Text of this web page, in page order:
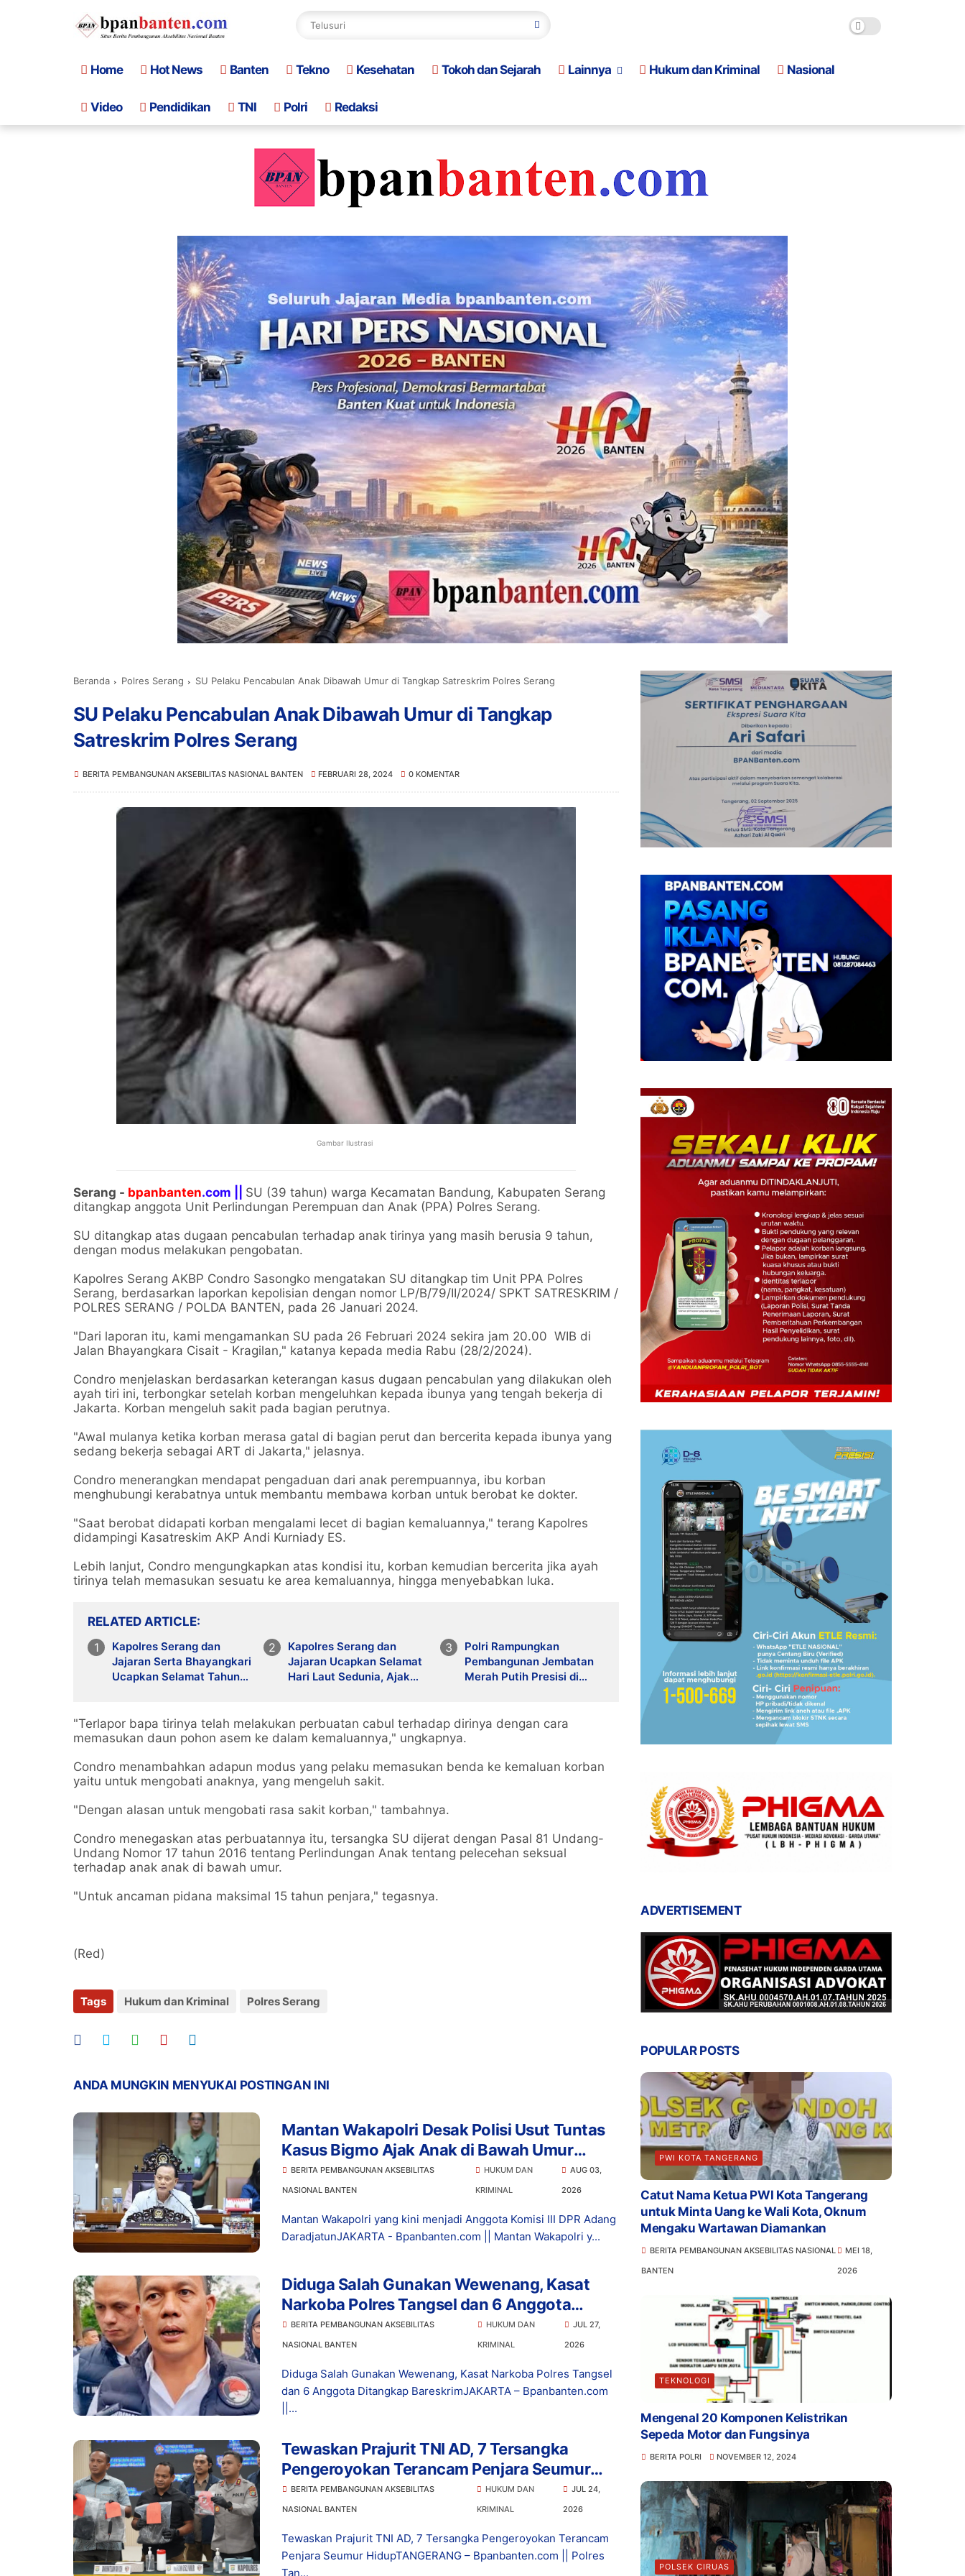
Home Hot News Banten Tekno Kesehatan Tokoh dan Sejarah Lainnya Hukum dan Kriminal Nasional
Video Pendidikan TNI Polri Redaksi
Beranda Polres Serang SU Pelaku Pencabulan Anak Dibawah Umur di Tangkap Satreskrim Polres Serang
SU Pelaku Pencabulan Anak Dibawah Umur di Tangkap
Satreskrim Polres Serang
BERITA PEMBANGUNAN AKSEBILITAS NASIONAL BANTEN FEBRUARI 28, 2024 0 KOMENTAR
Gambar Ilustrasi
Serang - bpanbanten.com || SU (39 tahun) warga Kecamatan Bandung, Kabupaten Serang
ditangkap anggota Unit Perlindungan Perempuan dan Anak (PPA) Polres Serang.
SU ditangkap atas dugaan pencabulan terhadap anak tirinya yang masih berusia 9 tahun,
dengan modus melakukan pengobatan.
Kapolres Serang AKBP Condro Sasongko mengatakan SU ditangkap tim Unit PPA Polres
Serang, berdasarkan laporkan kepolisian dengan nomor LP/B/79/II/2024/ SPKT SATRESKRIM /
POLRES SERANG / POLDA BANTEN, pada 26 Januari 2024.
"Dari laporan itu, kami mengamankan SU pada 26 Februari 2024 sekira jam 20.00 WIB di
Jalan Bhayangkara Cisait - Kragilan," katanya kepada media Rabu (28/2/2024).
Condro menjelaskan berdasarkan keterangan kasus dugaan pencabulan yang dilakukan oleh
ayah tiri ini, terbongkar setelah korban mengeluhkan kepada ibunya yang tengah bekerja di
Jakarta. Korban mengeluh sakit pada bagian perutnya.
"Awal mulanya ketika korban merasa gatal di bagian perut dan bercerita kepada ibunya yang
sedang bekerja sebagai ART di Jakarta," jelasnya.
Condro menerangkan mendapat pengaduan dari anak perempuannya, ibu korban
menghubungi kerabatnya untuk membantu membawa korban untuk berobat ke dokter.
"Saat berobat didapati korban mengalami lecet di bagian kemaluannya," terang Kapolres
didampingi Kasatreskim AKP Andi Kurniady ES.
Lebih lanjut, Condro mengungkapkan atas kondisi itu, korban kemudian bercerita jika ayah
tirinya telah memasukan sesuatu ke area kemaluannya, hingga menyebabkan luka.
RELATED ARTICLE
Kapolres Serang dan
Jajaran Serta Bhayangkari
Ucapkan Selamat Tahun
Kapolres Serang dan
Jajaran Ucapkan Selamat
Hari Laut Sedunia, Ajak
Polri Rampungkan
Pembangunan Jembatan
Merah Putih Presisi di
"Terlapor bapa tirinya telah melakukan perbuatan cabul terhadap dirinya dengan cara
memasukan daun pohon asem ke dalam kemaluannya," ungkapnya.
Condro menambahkan adapun modus yang pelaku memasukan benda ke kemaluan korban
yaitu untuk mengobati anaknya, yang mengeluh sakit.
"Dengan alasan untuk mengobati rasa sakit korban," tambahnya.
Condro menegaskan atas perbuatannya itu, tersangka SU dijerat dengan Pasal 81 Undang-
Undang Nomor 17 tahun 2016 tentang Perlindungan Anak tentang pelecehan seksual
terhadap anak anak di bawah umur.
"Untuk ancaman pidana maksimal 15 tahun penjara," tegasnya.
(Red)
Tags Hukum dan Kriminal Polres Serang
ANDA MUNGKIN MENYUKAI POSTINGAN INI
Mantan Wakapolri Desak Polisi Usut Tuntas
Kasus Bigmo Ajak Anak di Bawah Umur
Promosikan Vape
BERITA PEMBANGUNAN AKSEBILITAS
NASIONAL BANTEN
HUKUM DAN
KRIMINAL
AUG 03,
2026
Mantan Wakapolri yang kini menjadi Anggota Komisi III DPR Adang
DaradjatunJAKARTA - Bpanbanten.com || Mantan Wakapolri y...
Diduga Salah Gunakan Wewenang, Kasat
Narkoba Polres Tangsel dan 6 Anggota
Ditangkap Bareskrim
BERITA PEMBANGUNAN AKSEBILITAS
NASIONAL BANTEN
HUKUM DAN
KRIMINAL
JUL 27,
2026
Diduga Salah Gunakan Wewenang, Kasat Narkoba Polres Tangsel
dan 6 Anggota Ditangkap BareskrimJAKARTA – Bpanbanten.com
||...
Tewaskan Prajurit TNI AD, 7 Tersangka
Pengeroyokan Terancam Penjara Seumur
Hidup
BERITA PEMBANGUNAN AKSEBILITAS
NASIONAL BANTEN
HUKUM DAN
KRIMINAL
JUL 24,
2026
Tewaskan Prajurit TNI AD, 7 Tersangka Pengeroyokan Terancam
Penjara Seumur HidupTANGERANG – Bpanbanten.com || Polres
Tan...
ADVERTISEMENT
POPULAR POSTS
PWI KOTA TANGERANG
Catut Nama Ketua PWI Kota Tangerang
untuk Minta Uang ke Wali Kota, Oknum
Mengaku Wartawan Diamankan
BERITA PEMBANGUNAN AKSEBILITAS NASIONAL
BANTEN
MEI 18,
2026
TEKNOLOGI
Mengenal 20 Komponen Kelistrikan
Sepeda Motor dan Fungsinya
BERITA POLRI NOVEMBER 12, 2024
POLSEK CIRUAS